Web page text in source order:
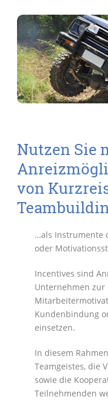
Nutzen Sie
von
…als Instrumente
oder
Incentives sind
Unternehmen zur
Kundenbindung
einsetzen.
In diesem
Teamgeistes, die
sowie die
Teilnehmenden